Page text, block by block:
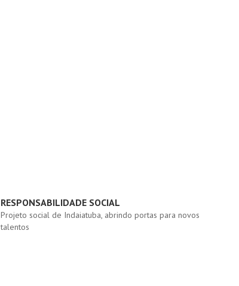
RESPONSABILIDADE SOCIAL
Projeto social de Indaiatuba, abrindo portas para novos
talentos